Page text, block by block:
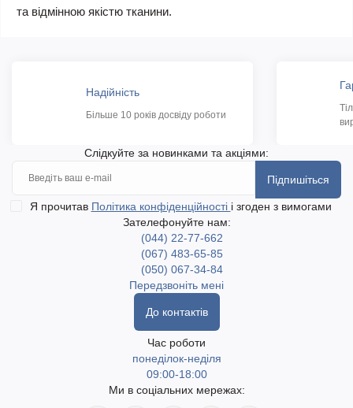
та відмінною якістю тканини.
Надійність
Більше 10 років досвіду роботи
Слідкуйте за новинками та акціями:
Підпишіться
Я прочитав Політика конфіденційності і згоден з вимогами
Зателефонуйте нам:
(044) 22-77-662
(067) 483-65-85
(050) 067-34-84
Передзвоніть мені
До контактів
Час роботи
понеділок-неділя
09:00-18:00
Ми в соціальних мережах: